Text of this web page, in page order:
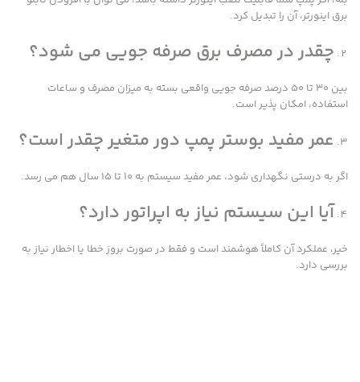
برق اینورتر، آن را تبدیل کرد.
چقدر در مصرف برق صرفه جویی می شود؟
بین ۳۰ تا ۵۰ درصد صرفه جویی واقعی بسته به میزان مصرف و ساعات
استفاده، امکان پذیر است.
عمر مفید بوستر پمپ دور متغیر چقدر است؟
اگر به درستی نگهداری شود، عمر مفید سیستم به ۱۰ تا ۱۵ سال هم می رسد.
آیا این سیستم نیاز به اپراتور دارد؟
خیر، عملکرد آن کاملاً هوشمند است و فقط در صورت بروز خطا یا اخطار نیاز به
بررسی دارد.